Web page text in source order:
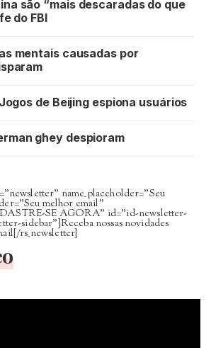
são “mais descaradas do que
do FBI
mentais causadas por
de Beijing espiona usuários
ghey despioram
name_placeholder=”Seu
melhor email”
SE AGORA” id=”id-newsletter-
sidebar”]Receba nossas novidades
rs_newsletter]